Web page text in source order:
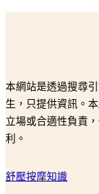
本網站是透過搜尋
生，只提供資訊。
立場或合適性負責
利。
舒壓按摩知識